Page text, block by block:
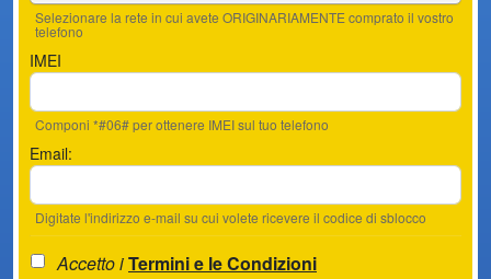
Selezionare la rete in cui avete ORIGINARIAMENTE comprato il vostro
telefono
IMEI
Componi *#06# per ottenere IMEI sul tuo telefono
Email:
Digitate l'indirizzo e-mail su cui volete ricevere il codice di sblocco
Accetto iTermini e le Condizioni